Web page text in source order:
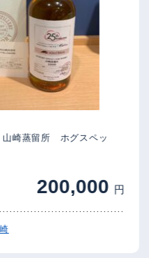
蒸留所 ホグスペッ
200,000 円